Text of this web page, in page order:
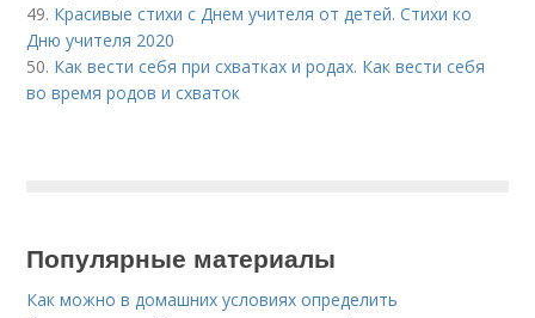
49. Красивые стихи с Днем учителя от детей. Стихи ко
Дню учителя 2020
50. Как вести себя при схватках и родах. Как вести себя
во время родов и схваток
Популярные материалы
Как можно в домашних условиях определить